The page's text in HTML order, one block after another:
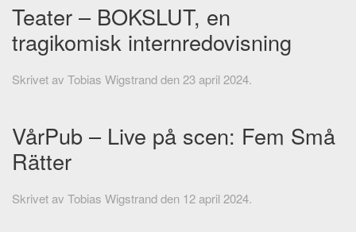
Teater – BOKSLUT, en
tragikomisk internredovisning
Skrivet av Tobias Wigstrandden 23 april 2024.
VårPub – Live på scen: Fem Små
Rätter
Skrivet av Tobias Wigstrandden 12 april 2024.